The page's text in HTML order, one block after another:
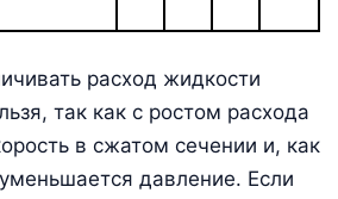
расход жидкости
так как с ростом расхода
в сжатом сечении и, как
давление. Если